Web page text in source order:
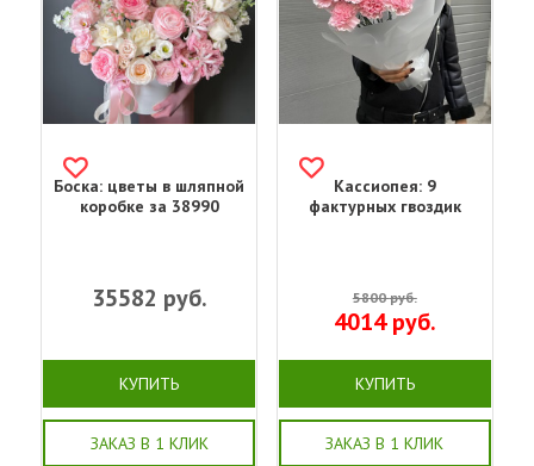
Боска: цветы в шляпной
коробке за 38990
35582 руб.
КУПИТЬ
ЗАКАЗ В 1 КЛИК
Кассиопея: 9
фактурных гвоздик
5800руб.
4014руб.
КУПИТЬ
ЗАКАЗ В 1 КЛИК